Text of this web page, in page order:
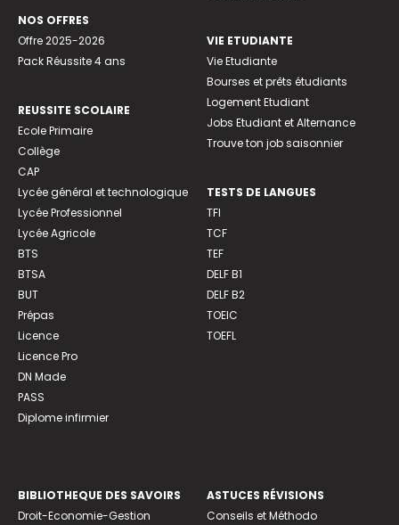
NOS OFFRES
Offre 2025-2026
Pack Réussite 4 ans
REUSSITE SCOLAIRE
Ecole Primaire
Collège
CAP
Lycée général et technologique
Lycée Professionnel
Lycée Agricole
BTS
BTSA
BUT
Prépas
Licence
Licence Pro
DN Made
PASS
Diplome infirmier
VIE ETUDIANTE
Vie Etudiante
Bourses et prêts étudiants
Logement Etudiant
Jobs Etudiant et Alternance
Trouve ton job saisonnier
TESTS DE LANGUES
TFI
TCF
TEF
DELF B1
DELF B2
TOEIC
TOEFL
BIBLIOTHEQUE DES SAVOIRS
Droit-Economie-Gestion
ASTUCES RÉVISIONS
Conseils et Méthodo